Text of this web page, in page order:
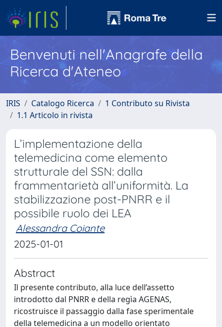
Benvenuti nell'Anagrafe della
Ricerca d'Ateneo
IRIS Catalogo Ricerca
1 Contributo su Rivista
1.1 Articolo in rivista
L’implementazione della
telemedicina come elemento
strutturale del SSN: dalla
frammentarietà all’uniformità. La
stabilizzazione post-PNRR e il
possibile ruolo dei LEA
Alessandra Coiante
2025-01-01
Abstract
Il presente contributo, alla luce dell’assetto
introdotto dal PNRR e della regìa AGENAS,
ricostruisce il passaggio dalla fase sperimentale
della telemedicina a un modello orientato